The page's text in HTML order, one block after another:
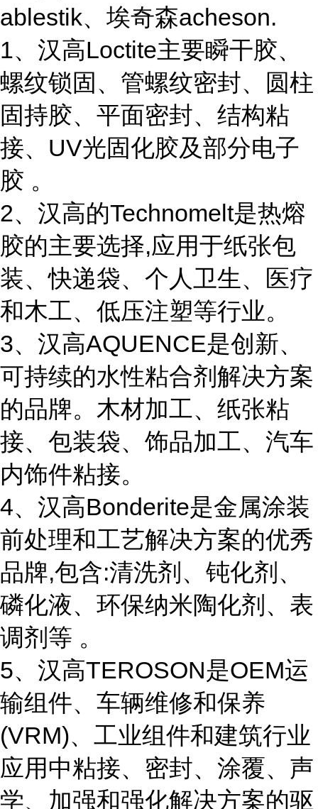
ablestik、埃奇森acheson.
1、汉高Loctite主要瞬干胶、
螺纹锁固、管螺纹密封、圆柱
固持胶、平面密封、结构粘
接、UV光固化胶及部分电子
胶 。
2、汉高的Technomelt是热熔
胶的主要选择,应用于纸张包
装、快递袋、个人卫生、医疗
和木工、低压注塑等行业。
3、汉高AQUENCE是创新、
可持续的水性粘合剂解决方案
的品牌。木材加工、纸张粘
接、包装袋、饰品加工、汽车
内饰件粘接。
4、汉高Bonderite是金属涂装
前处理和工艺解决方案的优秀
品牌,包含:清洗剂、钝化剂、
磷化液、环保纳米陶化剂、表
调剂等 。
5、汉高TEROSON是OEM运
输组件、车辆维修和保养
(VRM)、工业组件和建筑行业
应用中粘接、密封、涂覆、声
学、加强和强化解决方案的驱